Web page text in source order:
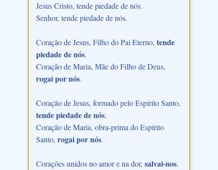
Jesus Cristo, tende piedade de nós.
Senhor, tende piedade de nós.
Coração de Jesus, Filho do Pai Eterno, tende
piedade de nós.
Coração de Maria, Mãe do Filho de Deus,
rogai por nós.
Coração de Jesus, formado pelo Espírito Santo,
tende piedade de nós.
Coração de Maria, obra-prima do Espírito
Santo, rogai por nós.
Corações unidos no amor e na dor, salvai-nos.